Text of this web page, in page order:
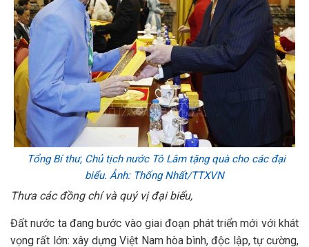
Tổng Bí thư, Chủ tịch nước Tô Lâm tặng quà cho các đại
biểu. Ảnh: Thống Nhất/TTXVN
Thưa các đồng chí và quý vị đại biểu,
Đất nước ta đang bước vào giai đoạn phát triển mới với khát
vọng rất lớn: xây dựng Việt Nam hòa bình, độc lập, tự cường,